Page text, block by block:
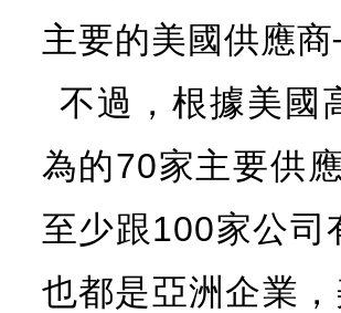
主要的美國供應
不過，根據美國
為的70家主要供
至少跟100家公司
也都是亞洲企業